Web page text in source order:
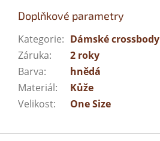
Doplňkové parametry
Kategorie: Dámské crossbody
Záruka:
2 roky
Barva:
hnědá
Materiál:
Kůže
Velikost: One Size